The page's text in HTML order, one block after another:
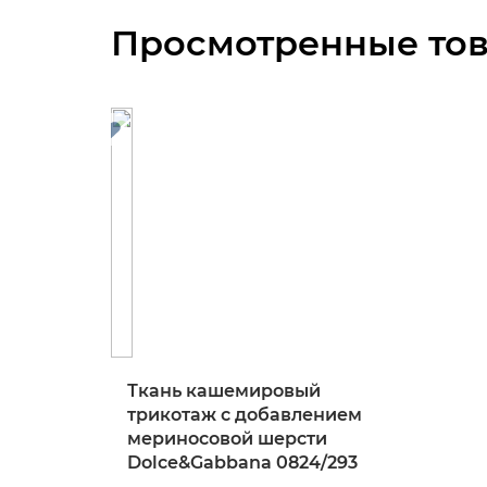
Просмотренные
Ткань кашемировый
трикотаж с добавлением
мериносовой шерсти
Dolce&Gabbana 0824/293